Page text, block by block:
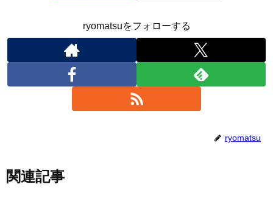
ryomatsuをフォローする
ryomatsu
関連記事